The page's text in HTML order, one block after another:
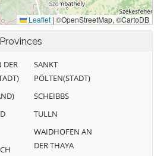
Provinces
DER
SANKT
PÖLTEN(STADT)
SCHEIBBS
TULLN
WAIDHOFEN AN
DER THAYA